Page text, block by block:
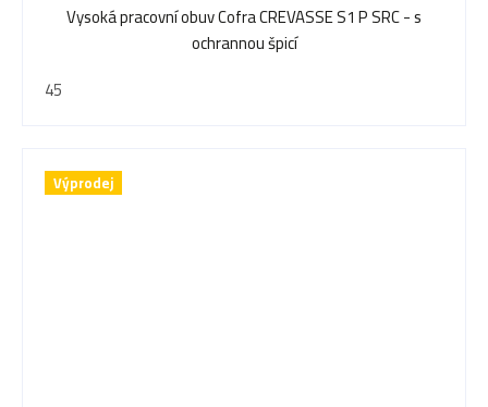
Vysoká pracovní obuv Cofra CREVASSE S1 P SRC - s
ochrannou špicí
45
Výprodej